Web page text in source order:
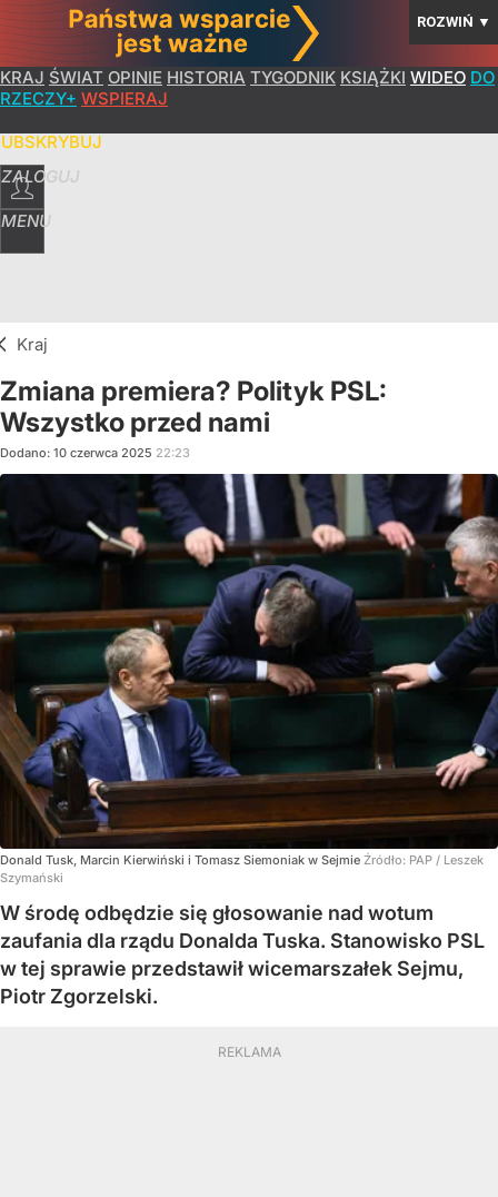
ROZWIŃ ▼
KRAJ ŚWIAT OPINIE HISTORIA TYGODNIK KSIĄŻKI WIDEO DO
RZECZY+ WSPIERAJ
ZALOGUJ
MENU
Kraj
Zmiana premiera? Polityk PSL:
Wszystko przed nami
Dodano: 10 czerwca 2025 22:23
Donald Tusk, Marcin Kierwiński i Tomasz Siemoniak w Sejmie Źródło: PAP / Leszek
Szymański
W środę odbędzie się głosowanie nad wotum
zaufania dla rządu Donalda Tuska. Stanowisko PSL
w tej sprawie przedstawił wicemarszałek Sejmu,
Piotr Zgorzelski.